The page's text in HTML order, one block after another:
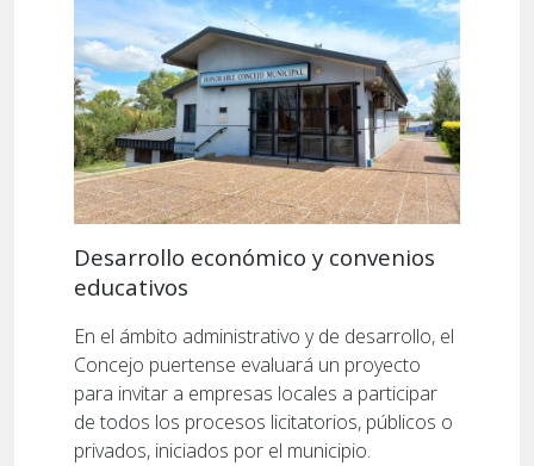
Desarrollo económico y convenios
educativos
En el ámbito administrativo y de desarrollo, el
Concejo puertense evaluará un proyecto
para invitar a empresas locales a participar
de todos los procesos licitatorios, públicos o
privados, iniciados por el municipio.